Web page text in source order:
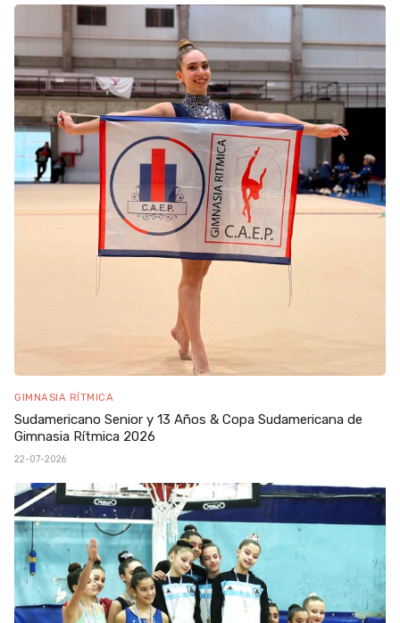
GIMNASIA RÍTMICA
Sudamericano Senior y 13 Años & Copa Sudamericana de
Gimnasia Rítmica 2026
22-07-2026